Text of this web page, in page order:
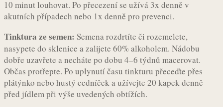
10 minut louhovat. Po přecezení se užívá 3x denně v
akutních případech nebo 1x denně pro prevenci.
Tinktura ze semen: Semena rozdrtíte či rozemelete,
nasypete do sklenice a zalijete 60% alkoholem. Nádobu
dobře uzavřete a necháte po dobu 4–6 týdnů macerovat.
Občas protřepte. Po uplynutí času tinkturu přeceďte přes
plátýnko nebo hustý cedníček a užívejte 20 kapek denně
před jídlem při výše uvedených obtížích.